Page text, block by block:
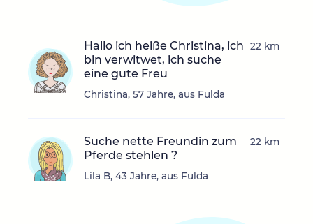
Hallo ich heiße Christina, ich
bin verwitwet, ich suche
eine gute Freu
Christina, 57 Jahre, aus Fulda
22 km
Suche nette Freundin zum
Pferde stehlen ?
Lila B, 43 Jahre, aus Fulda
22 km